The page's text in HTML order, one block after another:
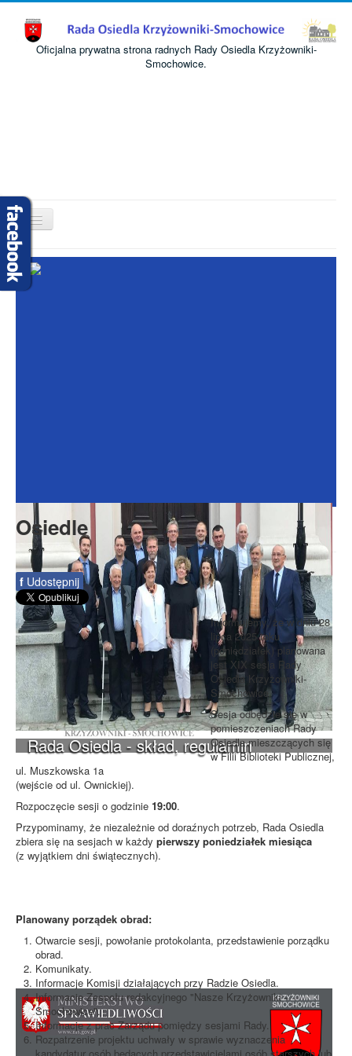
Oficjalna prywatna strona radnych Rady Osiedla Krzyżowniki-
Smochowice.
Przełącz
nawigację
Start
O nas
Rada Seniorów
Rada Osiedla - skład, regulamin
Osiedle
f Udostępnij
Informujemy, że w dniu 28
lipca 2025 roku
(poniedziałek) planowana
jest XIX sesja Rady
Osiedla Krzyżowniki-
Smochowice.
Sesja odbędzie się w
pomieszczeniach Rady
Osiedla mieszczących się
w Filii Biblioteki Publicznej,
ul. Muszkowska 1a
(wejście od ul. Ownickiej).
Rozpoczęcie sesji o godzinie 19:00.
Przypominamy, że niezależnie od doraźnych potrzeb, Rada Osiedla
zbiera się na sesjach w każdy pierwszy poniedziałek miesiąca
(z wyjątkiem dni świątecznych).
Planowany porządek obrad:
Otwarcie sesji, powołanie protokolanta, przedstawienie porządku
obrad.
Komunikaty.
Informacje Komisji działających przy Radzie Osiedla.
Informacje Zespołu redakcyjnego "Nasze Krzyżowniki -
Smochowice".
Informacje z prac Zarządu pomiędzy sesjami Rady.
Rozpatrzenie projektu uchwały w sprawie wyznaczenia